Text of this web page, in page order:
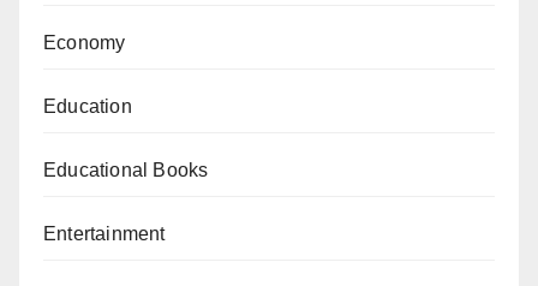
Economy
Education
Educational Books
Entertainment